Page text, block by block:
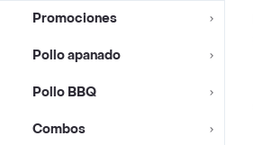
Promociones
Pollo apanado
Pollo BBQ
Combos